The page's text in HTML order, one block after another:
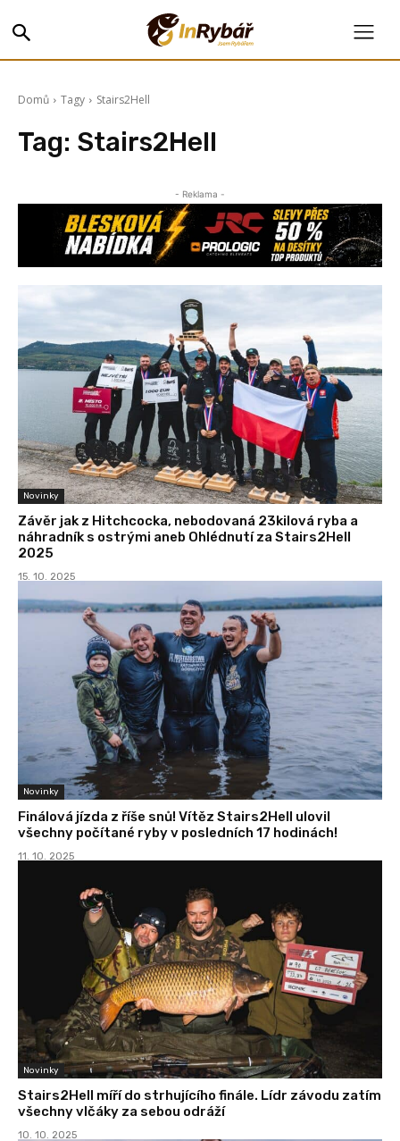
Domů Tagy Stairs2Hell
Tag: Stairs2Hell
- Reklama -
Novinky
Závěr jak z Hitchcocka, nebodovaná 23kilová ryba a
náhradník s ostrými aneb Ohlédnutí za Stairs2Hell
2025
15. 10. 2025
Novinky
Finálová jízda z říše snů! Vítěz Stairs2Hell ulovil
všechny počítané ryby v posledních 17 hodinách!
11. 10. 2025
Novinky
Stairs2Hell míří do strhujícího finále. Lídr závodu zatím
všechny vlčáky za sebou odráží
10. 10. 2025